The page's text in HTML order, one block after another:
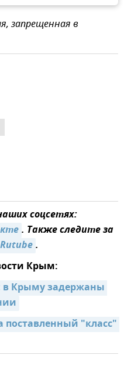
запрещенная в
соцсетях:
. Также следите за
Rutube.
Крым:
Крыму задержаны
"класс"